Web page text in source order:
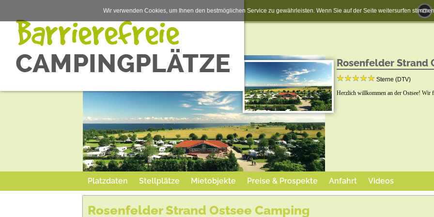
Rosenfelder Strand
Sterne (DTV)
Herzlich willkommen an der Ostsee! Wir
Platzdaten Stellplätze Mietobjekte Preise & Prospekte Anfahrt Videos
Rosenfelder Strand Ostsee Camping
Wir verwenden Cookies, um Ihnen den bestmöglichen Service zu gewährleisten. Wenn Sie auf der Seite weitersurfen